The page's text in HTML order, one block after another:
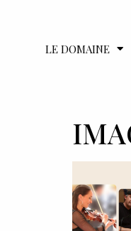
LE DOMAINE